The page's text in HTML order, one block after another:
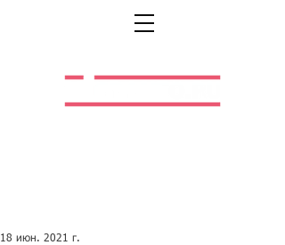
18 июн. 2021 г.